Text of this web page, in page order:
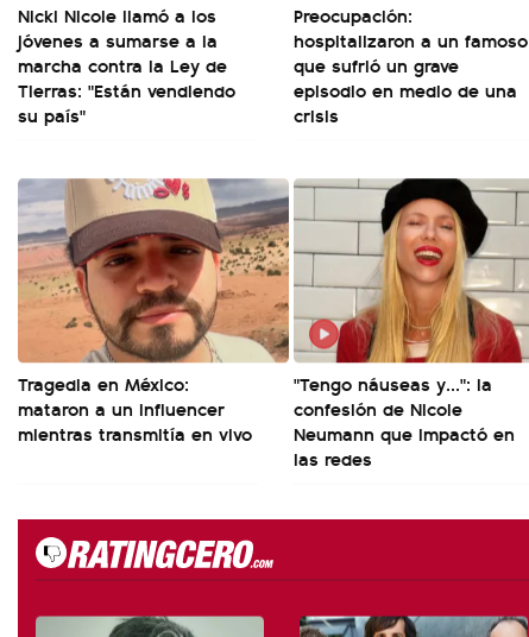
Nicki Nicole llamó a los
jóvenes a sumarse a la
marcha contra la Ley de
Tierras: "Están vendiendo
su país"
Preocupación:
hospitalizaron a un famoso
que sufrió un grave
episodio en medio de una
crisis
Tragedia en México:
mataron a un influencer
mientras transmitía en vivo
"Tengo náuseas y...": la
confesión de Nicole
Neumann que impactó en
las redes